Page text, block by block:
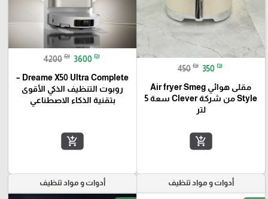
450 ₪ 350 ₪
مقلى هوائي Air fryer Smeg
Style من شركة Clever سعة 5
لتر
add_shopping_cart
4200 ₪ 3600 ₪
Dreame X50 Ultra Complete –
روبوت التنظيف الذكي الأقوى
بتقنية الذكاء الاصطناعي
add_shopping_cart
أدوات و مواد تنظيف أدوات و مواد تنظيف